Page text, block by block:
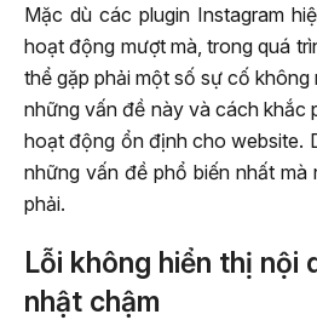
Mặc dù các plugin Instagram
hoạt động mượt mà, trong quá
thể gặp phải một số sự cố
những vấn đề này và cách khắc
hoạt động ổn định cho website.
những vấn đề phổ biến nhất mà
phải.
Lỗi không hiển thị nội
nhật chậm